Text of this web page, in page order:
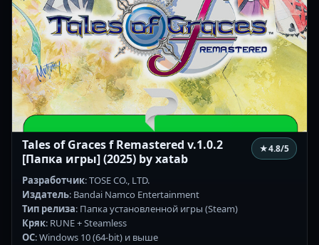
Tales of Graces f Remastered v.1.0.2
[Папка игры] (2025) by xatab
★4.8/5
Разработчик: TOSE CO., LTD.
Издатель: Bandai Namco Entertainment
Тип релиза: Папка установленной игры (Steam)
Кряк: RUNE + Steamless
ОС: Windows 10 (64-bit) и выше